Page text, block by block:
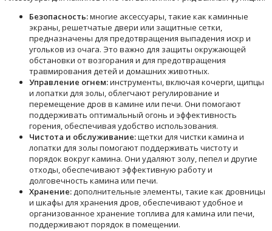
Безопасность:многие аксессуары, такие как каминные
экраны, решетчатые двери или защитные сетки,
предназначены для предотвращения выпадения искр и
угольков из очага. Это важно для защиты окружающей
обстановки от возгорания и для предотвращения
травмирования детей и домашних животных.
Управление огнем:инструменты, включая кочерги, щипцы
и лопатки для золы, облегчают регулирование и
перемещение дров в камине или печи. Они помогают
поддерживать оптимальный огонь и эффективность
горения, обеспечивая удобство использования.
Чистота и обслуживание:щетки для чистки камина и
лопатки для золы помогают поддерживать чистоту и
порядок вокруг камина. Они удаляют золу, пепел и другие
отходы, обеспечивают эффективную работу и
долговечность камина или печи.
Хранение:дополнительные элементы, такие как дровницы
и шкафы для хранения дров, обеспечивают удобное и
организованное хранение топлива для камина или печи,
поддерживают порядок в помещении.